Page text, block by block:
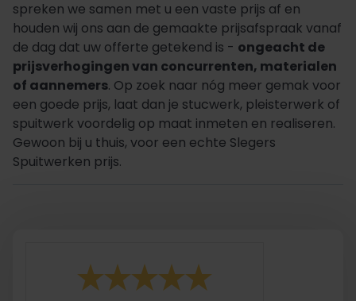
spreken we samen met u een vaste prijs af en
houden wij ons aan de gemaakte prijsafspraak vanaf
de dag dat uw offerte getekend is - ongeacht de
prijsverhogingen van concurrenten, materialen
of aannemers. Op zoek naar nóg meer gemak voor
een goede prijs, laat dan je stucwerk, pleisterwerk of
spuitwerk voordelig op maat inmeten en realiseren.
Gewoon bij u thuis, voor een echte Slegers
Spuitwerken prijs.